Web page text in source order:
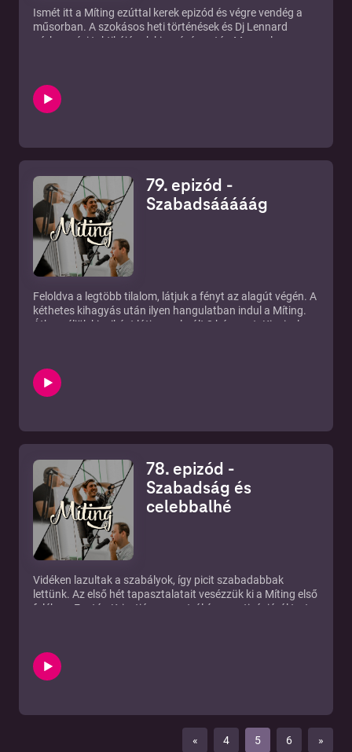
Ismét itt a Míting ezúttal kerek epizód és végre vendég a
műsorban. A szokásos heti történések és Dj Lennard
párkeresési taktikájának kivesézése után Myon-al
sikerült már Billboard listára kerülni, zenélni az Ultra Miami
Fesztiválon és persze kb. napi szinten kapcsolatban lenni
olyan nagyágyúkkal, mint pl. Armin Van Buuren. Füleljetek
79. epizód -
Szabadsááááág
Feloldva a legtöbb tilalom, látjuk a fényt az alagút végén. A
kéthetes kihagyás után ilyen hangulatban indul a Míting.
Átbeszéljük ki miként látja az elmúlt 2 hónapot. Ki mivel
78. epizód -
Szabadság és
celebbalhé
Vidéken lazultak a szabályok, így picit szabadabbak
lettünk. Az első hét tapasztalatait vesézzük ki a Míting első
felében. Ezután Krisztián a sportról és a motivációról tart
támogatást és ez Majkának nem tetszett. Picit szakmai
lesz a szakasz, vigyázat! Ezek vagyunk a héten!
« 4 5 6 »